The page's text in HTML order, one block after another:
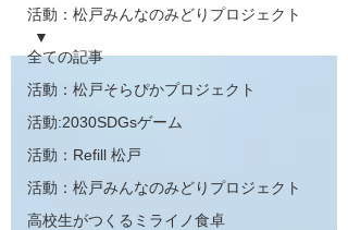
全ての記事
活動：松戸そらぴかプロジェクト
活動:2030SDGsゲーム
活動：Refill 松戸
活動：松戸みんなのみどりプロジェクト
高校生がつくるミライノ食卓
活動：松戸みんなのみどりプロジェクト